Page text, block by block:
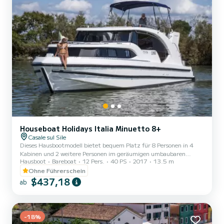
Houseboat Holidays Italia Minuetto 8+
Casale sul Sile
Dieses Hausbootmodell bietet bequem Platz für 8 Personen in 4
Kabinen und 2 weitere Personen im geräumigen umbaubaren
Essbereich. Ein Flussyacht mit großzügigen Abmessungen,
großzügigen Räumen und beeindruckendem Design. Die
Innenräume sind komfortabel, die Küche ist geräumig und mit
allem Komfort ausgestattet. Das Boot ist mit einer Klimaanlage
oder Landstrom betrieben wird. Auf dem großen Flybridge können
Sie sonnenbaden, im Schatten de...
Hausboot Bareboat 12 Pers. 40 PS 2017
13.5 m
Ohne Führerschein
ab $437,18
-18%